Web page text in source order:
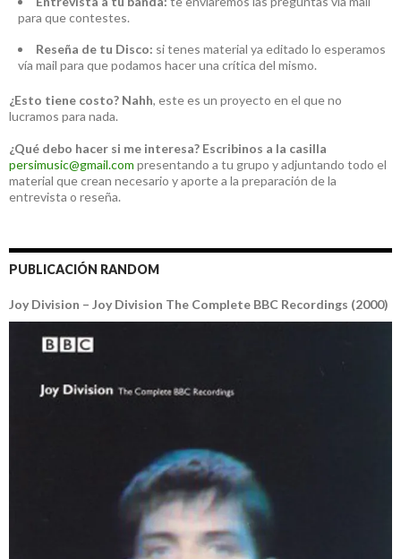
para que contestes.
Reseña de tu Disco: si tenes material ya editado lo esperamos
vía mail para que podamos hacer una crítica del mismo.
¿Esto tiene costo? Nahh, este es un proyecto en el que no
lucramos para nada.
¿Qué debo hacer si me interesa? Escribinos a la casilla
persimusic@gmail.com presentando a tu grupo y adjuntando todo el
material que crean necesario y aporte a la preparación de la
entrevista o reseña.
PUBLICACIÓN RANDOM
Joy Division – Joy Division The Complete BBC Recordings (2000)